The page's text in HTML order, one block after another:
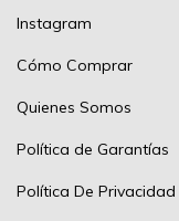
Instagram
Cómo Comprar
Quienes Somos
Política de Garantías
Política De Privacidad